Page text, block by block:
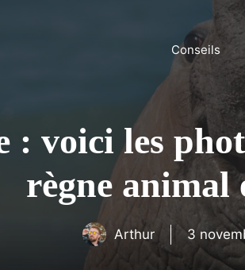
Conseils
voici les
règne animal
Arthur 3